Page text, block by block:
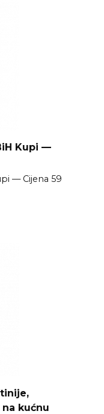
Kupi —
— Cijena 59
kućnu